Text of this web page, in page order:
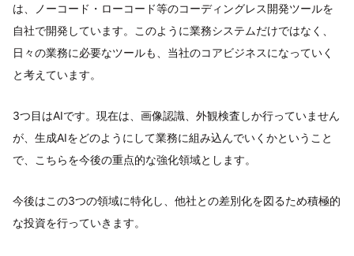
は、ノーコード・ローコード等のコーディングレス開発ツールを
自社で開発しています。このように業務システムだけではなく、
日々の業務に必要なツールも、当社のコアビジネスになっていく
と考えています。
3つ目はAIです。現在は、画像認識、外観検査しか行っていません
が、生成AIをどのようにして業務に組み込んでいくかということ
で、こちらを今後の重点的な強化領域とします。
今後はこの3つの領域に特化し、他社との差別化を図るため積極的
な投資を行っていきます。